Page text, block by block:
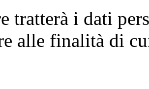
tratterà i dati
alle finalità di